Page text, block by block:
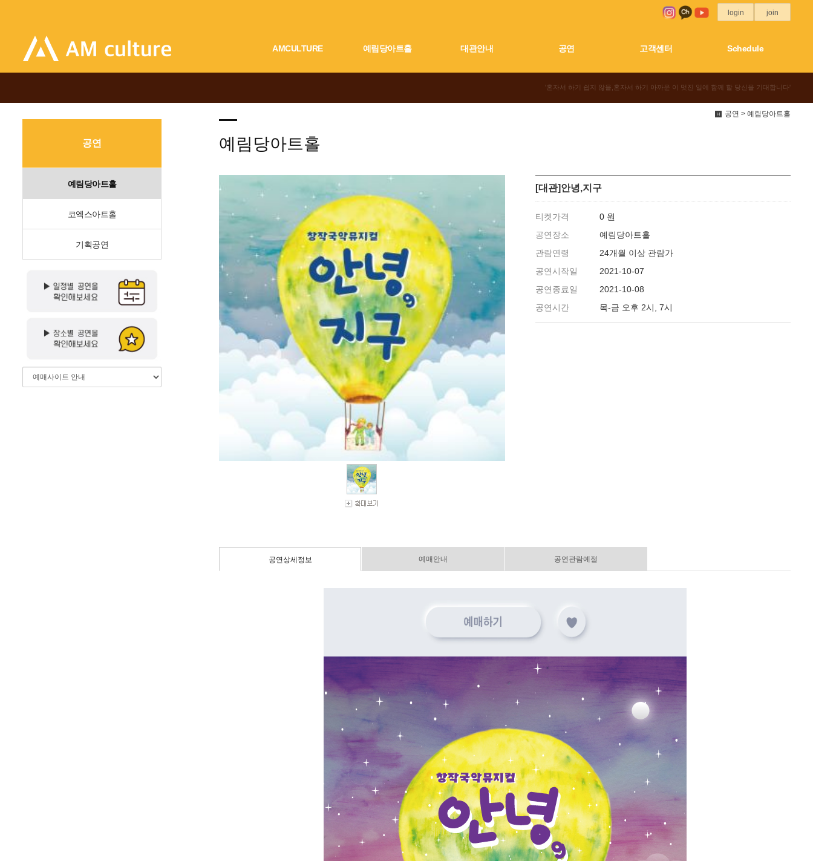
login join
AMCULTURE 예림당아트홀 대관안내 공연 고객센터 Schedule
'혼자서 하기 쉽지 않을,혼자서 하기 아까운 이 멋진 일에 함께 할 당신을 기대합니다'
공연 > 예림당아트홀
공연
예림당아트홀
코엑스아트홀
기획공연
예림당아트홀
[대관]안녕,지구
티켓가격
0 원
공연장소
예림당아트홀
관람연령
24개월 이상 관람가
공연시작일
2021-10-07
공연종료일
2021-10-08
공연시간
목-금 오후 2시, 7시
공연상세정보 예매안내 공연관람예절